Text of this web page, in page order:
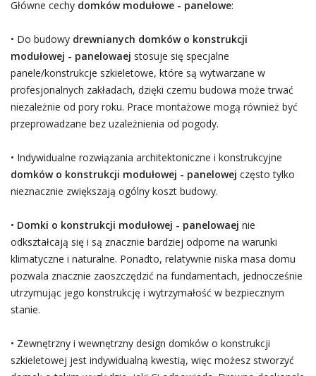
Główne cechy domków modułowe - panelowe:
• Do budowy drewnianych domków o konstrukcji
modułowej - panelowaej stosuje się specjalne
panele/konstrukcje szkieletowe, które są wytwarzane w
profesjonalnych zakładach, dzięki czemu budowa może trwać
niezależnie od pory roku. Prace montażowe mogą również być
przeprowadzane bez uzależnienia od pogody.
• Indywidualne rozwiązania architektoniczne i konstrukcyjne
domków o konstrukcji modułowej - panelowej często tylko
nieznacznie zwiększają ogólny koszt budowy.
• Domki o konstrukcji modułowej - panelowaej nie
odkształcają się i są znacznie bardziej odporne na warunki
klimatyczne i naturalne. Ponadto, relatywnie niska masa domu
pozwala znacznie zaoszczędzić na fundamentach, jednocześnie
utrzymując jego konstrukcję i wytrzymałość w bezpiecznym
stanie.
• Zewnętrzny i wewnętrzny design domków o konstrukcji
szkieletowej jest indywidualną kwestią, więc możesz stworzyć